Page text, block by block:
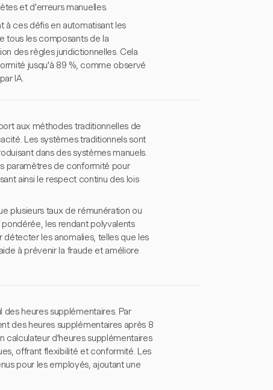
et d'erreurs manuelles.
à ces défis en automatisant les
tous les composants de la
des règles juridictionnelles. Cela
jusqu'à 89 %, comme observé
IA.
aux méthodes traditionnelles de
Les systèmes traditionnels sont
dans des systèmes manuels.
paramètres de conformité pour
ainsi le respect continu des lois
plusieurs taux de rémunération ou
les rendant polyvalents
détecter les anomalies, telles que les
à prévenir la fraude et améliore
heures supplémentaires. Par
des heures supplémentaires après 8
calculateur d'heures supplémentaires
offrant flexibilité et conformité. Les
pour les employés, ajoutant une